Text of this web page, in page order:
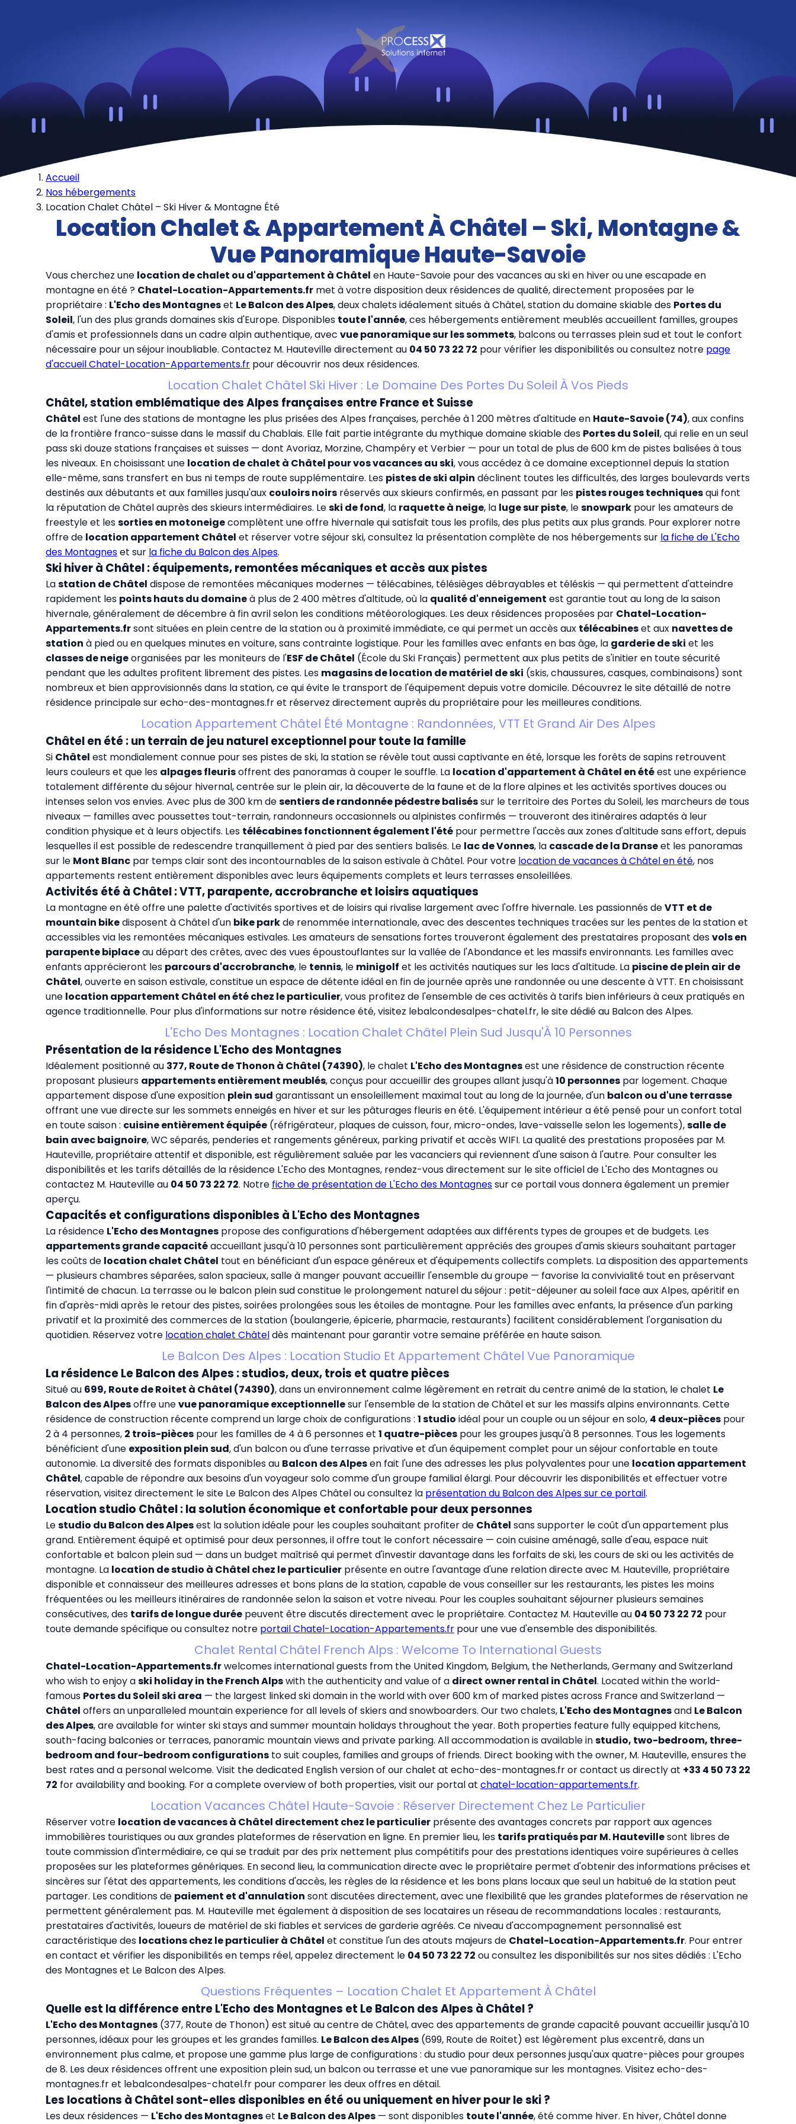
Accueil
Nos hébergements
Location Chalet Châtel – Ski Hiver & Montagne Été
Location Chalet & Appartement À Châtel – Ski, Montagne &
Vue Panoramique Haute-Savoie
Vous cherchez une location de chalet ou d'appartement à Châtel en Haute-Savoie pour des vacances au ski en hiver ou une escapade en
montagne en été ? Chatel-Location-Appartements.fr met à votre disposition deux résidences de qualité, directement proposées par le
propriétaire : L'Echo des Montagneset Le Balcon des Alpes, deux chalets idéalement situés à Châtel, station du domaine skiable des Portes du
Soleil, l'un des plus grands domaines skis d'Europe. Disponibles toute l'année, ces hébergements entièrement meublés accueillent familles, groupes
d'amis et professionnels dans un cadre alpin authentique, avec vue panoramique sur les sommets, balcons ou terrasses plein sud et tout le confort
nécessaire pour un séjour inoubliable. Contactez M. Hauteville directement au 04 50 73 22 72 pour vérifier les disponibilités ou consultez notre page
d'accueil Chatel-Location-Appartements.fr pour découvrir nos deux résidences.
Location Chalet Châtel Ski Hiver : Le Domaine Des Portes Du Soleil À Vos Pieds
Châtel, station emblématique des Alpes françaises entre France et Suisse
Châtel est l'une des stations de montagne les plus prisées des Alpes françaises, perchée à 1 200 mètres d'altitude en Haute-Savoie (74), aux confins
de la frontière franco-suisse dans le massif du Chablais. Elle fait partie intégrante du mythique domaine skiable des Portes du Soleil, qui relie en un seul
pass ski douze stations françaises et suisses — dont Avoriaz, Morzine, Champéry et Verbier — pour un total de plus de 600 km de pistes balisées à tous
les niveaux. En choisissant une location de chalet à Châtel pour vos vacances au ski, vous accédez à ce domaine exceptionnel depuis la station
elle-même, sans transfert en bus ni temps de route supplémentaire. Les pistes de ski alpin déclinent toutes les difficultés, des larges boulevards verts
destinés aux débutants et aux familles jusqu'aux couloirs noirs réservés aux skieurs confirmés, en passant par les pistes rouges techniquesqui font
la réputation de Châtel auprès des skieurs intermédiaires. Leski de fond, la raquette à neige, la luge sur piste, lesnowpark pour les amateurs de
freestyle et lessorties en motoneigecomplètent une offre hivernale qui satisfait tous les profils, des plus petits aux plus grands. Pour explorer notre
offre de location appartement Châtel et réserver votre séjour ski, consultez la présentation complète de nos hébergements sur la fiche de L'Echo
des Montagneset sur la fiche du Balcon des Alpes.
Ski hiver à Châtel : équipements, remontées mécaniques et accès aux pistes
Lastation de Châtel dispose de remontées mécaniques modernes — télécabines, télésièges débrayables et téléskis — qui permettent d'atteindre
rapidement les points hauts du domaineà plus de 2 400 mètres d'altitude, où la qualité d'enneigement est garantie tout au long de la saison
hivernale, généralement de décembre à fin avril selon les conditions météorologiques. Les deux résidences proposées par Chatel-Location-
Appartements.frsont situées en plein centre de la station ou à proximité immédiate, ce qui permet un accès aux télécabineset aux navettes de
station à pied ou en quelques minutes en voiture, sans contrainte logistique. Pour les familles avec enfants en bas âge, la garderie de ski et les
classes de neigeorganisées par les moniteurs de l'ESF de Châtel (École du Ski Français) permettent aux plus petits de s'initier en toute sécurité
pendant que les adultes profitent librement des pistes. Les magasins de location de matériel de ski (skis, chaussures, casques, combinaisons) sont
nombreux et bien approvisionnés dans la station, ce qui évite le transport de l'équipement depuis votre domicile. Découvrez le site détaillé de notre
résidence principale surecho-des-montagnes.fret réservez directement auprès du propriétaire pour les meilleures conditions.
Location Appartement Châtel Été Montagne : Randonnées, VTT Et Grand Air Des Alpes
Châtel en été : un terrain de jeu naturel exceptionnel pour toute la famille
Si Châtel est mondialement connue pour ses pistes de ski, la station se révèle tout aussi captivante en été, lorsque les forêts de sapins retrouvent
leurs couleurs et que les alpages fleurisoffrent des panoramas à couper le souffle. La location d'appartement à Châtel en étéest une expérience
totalement différente du séjour hivernal, centrée sur le plein air, la découverte de la faune et de la flore alpines et les activités sportives douces ou
intenses selon vos envies. Avec plus de 300 km desentiers de randonnée pédestre baliséssur le territoire des Portes du Soleil, les marcheurs de tous
niveaux — familles avec poussettes tout-terrain, randonneurs occasionnels ou alpinistes confirmés — trouveront des itinéraires adaptés à leur
condition physique et à leurs objectifs. Les télécabines fonctionnent également l'été pour permettre l'accès aux zones d'altitude sans effort, depuis
lesquelles il est possible de redescendre tranquillement à pied par des sentiers balisés. Le lac de Vonnes, la cascade de la Dranseet les panoramas
sur le Mont Blanc par temps clair sont des incontournables de la saison estivale à Châtel. Pour votre location de vacances à Châtel en été, nos
appartements restent entièrement disponibles avec leurs équipements complets et leurs terrasses ensoleillées.
Activités été à Châtel : VTT, parapente, accrobranche et loisirs aquatiques
La montagne en été offre une palette d'activités sportives et de loisirs qui rivalise largement avec l'offre hivernale. Les passionnés deVTT et de
mountain bikedisposent à Châtel d'un bike parkde renommée internationale, avec des descentes techniques tracées sur les pentes de la station et
accessibles via les remontées mécaniques estivales. Les amateurs de sensations fortes trouveront également des prestataires proposant desvols en
parapente biplaceau départ des crêtes, avec des vues époustouflantes sur la vallée de l'Abondance et les massifs environnants. Les familles avec
enfants apprécieront les parcours d'accrobranche, le tennis, le minigolf et les activités nautiques sur les lacs d'altitude. La piscine de plein air de
Châtel, ouverte en saison estivale, constitue un espace de détente idéal en fin de journée après une randonnée ou une descente à VTT. En choisissant
une location appartement Châtel en été chez le particulier, vous profitez de l'ensemble de ces activités à tarifs bien inférieurs à ceux pratiqués en
agence traditionnelle. Pour plus d'informations sur notre résidence été, visitez lebalcondesalpes-chatel.fr, le site dédié au Balcon des Alpes.
L'Echo Des Montagnes : Location Chalet Châtel Plein Sud Jusqu'À 10 Personnes
Présentation de la résidence L'Echo des Montagnes
Idéalement positionné au 377, Route de Thonon à Châtel (74390), le chalet L'Echo des Montagnesest une résidence de construction récente
proposant plusieurs appartements entièrement meublés, conçus pour accueillir des groupes allant jusqu'à10 personnes par logement. Chaque
appartement dispose d'une exposition plein sud garantissant un ensoleillement maximal tout au long de la journée, d'un balcon ou d'une terrasse
offrant une vue directe sur les sommets enneigés en hiver et sur les pâturages fleuris en été. L'équipement intérieur a été pensé pour un confort total
en toute saison : cuisine entièrement équipée (réfrigérateur, plaques de cuisson, four, micro-ondes, lave-vaisselle selon les logements),salle de
bain avec baignoire, WC séparés, penderies et rangements généreux, parking privatif et accès WIFI. La qualité des prestations proposées par M.
Hauteville, propriétaire attentif et disponible, est régulièrement saluée par les vacanciers qui reviennent d'une saison à l'autre. Pour consulter les
disponibilités et les tarifs détaillés de la résidence L'Echo des Montagnes, rendez-vous directement sur le site officiel de L'Echo des Montagnesou
contactez M. Hauteville au 04 50 73 22 72. Notre fiche de présentation de L'Echo des Montagnessur ce portail vous donnera également un premier
aperçu.
Capacités et configurations disponibles à L'Echo des Montagnes
La résidence L'Echo des Montagnes propose des configurations d'hébergement adaptées aux différents types de groupes et de budgets. Les
appartements grande capacitéaccueillant jusqu'à 10 personnes sont particulièrement appréciés des groupes d'amis skieurs souhaitant partager
les coûts de location chalet Châtel tout en bénéficiant d'un espace généreux et d'équipements collectifs complets. La disposition des appartements
— plusieurs chambres séparées, salon spacieux, salle à manger pouvant accueillir l'ensemble du groupe — favorise la convivialité tout en préservant
l'intimité de chacun. La terrasse ou le balcon plein sud constitue le prolongement naturel du séjour : petit-déjeuner au soleil face aux Alpes, apéritif en
fin d'après-midi après le retour des pistes, soirées prolongées sous les étoiles de montagne. Pour les familles avec enfants, la présence d'un parking
privatif et la proximité des commerces de la station (boulangerie, épicerie, pharmacie, restaurants) facilitent considérablement l'organisation du
quotidien. Réservez votre location chalet Châteldès maintenant pour garantir votre semaine préférée en haute saison.
Le Balcon Des Alpes : Location Studio Et Appartement Châtel Vue Panoramique
La résidence Le Balcon des Alpes : studios, deux, trois et quatre pièces
Situé au 699, Route de Roitet à Châtel (74390), dans un environnement calme légèrement en retrait du centre animé de la station, le chalet Le
Balcon des Alpesoffre unevue panoramique exceptionnellesur l'ensemble de la station de Châtel et sur les massifs alpins environnants. Cette
résidence de construction récente comprend un large choix de configurations : 1 studio idéal pour un couple ou un séjour en solo, 4 deux-pièces pour
2 à 4 personnes, 2 trois-pièces pour les familles de 4 à 6 personnes et 1 quatre-pièces pour les groupes jusqu'à 8 personnes. Tous les logements
bénéficient d'une exposition plein sud, d'un balcon ou d'une terrasse privative et d'un équipement complet pour un séjour confortable en toute
autonomie. La diversité des formats disponibles au Balcon des Alpesen fait l'une des adresses les plus polyvalentes pour une location appartement
Châtel, capable de répondre aux besoins d'un voyageur solo comme d'un groupe familial élargi. Pour découvrir les disponibilités et effectuer votre
réservation, visitez directement le site Le Balcon des Alpes Châtelou consultez la présentation du Balcon des Alpes sur ce portail.
Location studio Châtel : la solution économique et confortable pour deux personnes
Lestudio du Balcon des Alpesest la solution idéale pour les couples souhaitant profiter de Châtel sans supporter le coût d'un appartement plus
grand. Entièrement équipé et optimisé pour deux personnes, il offre tout le confort nécessaire — coin cuisine aménagé, salle d'eau, espace nuit
confortable et balcon plein sud — dans un budget maîtrisé qui permet d'investir davantage dans les forfaits de ski, les cours de ski ou les activités de
montagne. La location de studio à Châtel chez le particulier présente en outre l'avantage d'une relation directe avec M. Hauteville, propriétaire
disponible et connaisseur des meilleures adresses et bons plans de la station, capable de vous conseiller sur les restaurants, les pistes les moins
fréquentées ou les meilleurs itinéraires de randonnée selon la saison et votre niveau. Pour les couples souhaitant séjourner plusieurs semaines
consécutives, des tarifs de longue durée peuvent être discutés directement avec le propriétaire. Contactez M. Hauteville au 04 50 73 22 72 pour
toute demande spécifique ou consultez notre portail Chatel-Location-Appartements.fr pour une vue d'ensemble des disponibilités.
Chalet Rental Châtel French Alps : Welcome To International Guests
Chatel-Location-Appartements.frwelcomes international guests from the United Kingdom, Belgium, the Netherlands, Germany and Switzerland
who wish to enjoy aski holiday in the French Alpswith the authenticity and value of a direct owner rental in Châtel. Located within the world-
famous Portes du Soleil ski area — the largest linked ski domain in the world with over 600 km of marked pistes across France and Switzerland —
Châtel offers an unparalleled mountain experience for all levels of skiers and snowboarders. Our two chalets, L'Echo des Montagnesand Le Balcon
des Alpes, are available for winter ski stays and summer mountain holidays throughout the year. Both properties feature fully equipped kitchens,
south-facing balconies or terraces, panoramic mountain views and private parking. All accommodation is available instudio, two-bedroom, three-
bedroom and four-bedroom configurations to suit couples, families and groups of friends. Direct booking with the owner, M. Hauteville, ensures the
best rates and a personal welcome. Visit the dedicated English version of our chalet at echo-des-montagnes.fror contact us directly at +33 4 50 73 22
72 for availability and booking. For a complete overview of both properties, visit our portal at chatel-location-appartements.fr.
Location Vacances Châtel Haute-Savoie : Réserver Directement Chez Le Particulier
Réserver votre location de vacances à Châtel directement chez le particulier présente des avantages concrets par rapport aux agences
immobilières touristiques ou aux grandes plateformes de réservation en ligne. En premier lieu, les tarifs pratiqués par M. Hautevillesont libres de
toute commission d'intermédiaire, ce qui se traduit par des prix nettement plus compétitifs pour des prestations identiques voire supérieures à celles
proposées sur les plateformes génériques. En second lieu, la communication directe avec le propriétaire permet d'obtenir des informations précises et
sincères sur l'état des appartements, les conditions d'accès, les règles de la résidence et les bons plans locaux que seul un habitué de la station peut
partager. Les conditions de paiement et d'annulation sont discutées directement, avec une flexibilité que les grandes plateformes de réservation ne
permettent généralement pas. M. Hauteville met également à disposition de ses locataires un réseau de recommandations locales : restaurants,
prestataires d'activités, loueurs de matériel de ski fiables et services de garderie agréés. Ce niveau d'accompagnement personnalisé est
caractéristique des locations chez le particulier à Châtel et constitue l'un des atouts majeurs de Chatel-Location-Appartements.fr. Pour entrer
en contact et vérifier les disponibilités en temps réel, appelez directement le 04 50 73 22 72 ou consultez les disponibilités sur nos sites dédiés : L'Echo
des Montagneset Le Balcon des Alpes.
Questions Fréquentes – Location Chalet Et Appartement À Châtel
Quelle est la différence entre L'Echo des Montagnes et Le Balcon des Alpes à Châtel ?
L'Echo des Montagnes (377, Route de Thonon) est situé au centre de Châtel, avec des appartements de grande capacité pouvant accueillir jusqu'à 10
personnes, idéaux pour les groupes et les grandes familles. Le Balcon des Alpes (699, Route de Roitet) est légèrement plus excentré, dans un
environnement plus calme, et propose une gamme plus large de configurations : du studio pour deux personnes jusqu'aux quatre-pièces pour groupes
de 8. Les deux résidences offrent une exposition plein sud, un balcon ou terrasse et une vue panoramique sur les montagnes. Visitez echo-des-
montagnes.fret lebalcondesalpes-chatel.fr pour comparer les deux offres en détail.
Les locations à Châtel sont-elles disponibles en été ou uniquement en hiver pour le ski ?
Les deux résidences — L'Echo des Montagneset Le Balcon des Alpes — sont disponibles toute l'année, été comme hiver. En hiver, Châtel donne